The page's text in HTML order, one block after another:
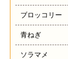
ブロッコリー
青ねぎ
ソラマメ